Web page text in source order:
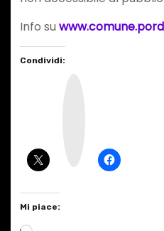
Info su
Condividi:
Mi piace: